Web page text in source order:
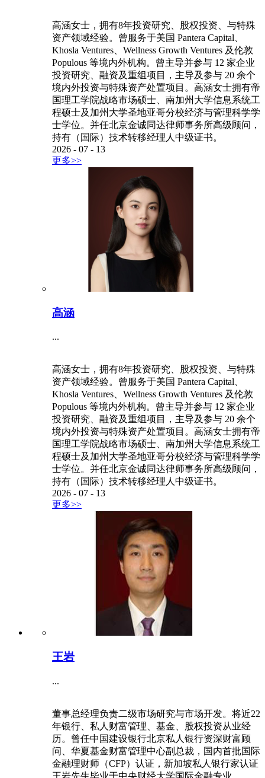
高涵女士，拥有8年投资研究、股权投资、与特殊
资产领域经验。曾服务于美国 Pantera Capital、
Khosla Ventures、Wellness Growth Ventures 及伦敦
Populous 等境内外机构。曾主导并参与 12 家企业
投资研究、融资及重组项目，主导及参与 20 余个
境内外投资与特殊资产处置项目。高涵女士拥有帝
国理工学院战略市场硕士、南加州大学信息系统工
程硕士及加州大学圣地亚哥分校经济与管理科学学
士学位。并任北京金诚同达律师事务所高级顾问，
持有（国际）技术转移经理人中级证书。
2026 - 07 - 13
更多>>
高涵
...
高涵女士，拥有8年投资研究、股权投资、与特殊
资产领域经验。曾服务于美国 Pantera Capital、
Khosla Ventures、Wellness Growth Ventures 及伦敦
Populous 等境内外机构。曾主导并参与 12 家企业
投资研究、融资及重组项目，主导及参与 20 余个
境内外投资与特殊资产处置项目。高涵女士拥有帝
国理工学院战略市场硕士、南加州大学信息系统工
程硕士及加州大学圣地亚哥分校经济与管理科学学
士学位。并任北京金诚同达律师事务所高级顾问，
持有（国际）技术转移经理人中级证书。
2026 - 07 - 13
更多>>
王岩
...
董事总经理负责二级市场研究与市场开发。将近22
年银行、私人财富管理、基金、股权投资从业经
历。曾任中国建设银行北京私人银行资深财富顾
问、华夏基金财富管理中心副总裁，国内首批国际
金融理财师（CFP）认证，新加坡私人银行家认证
王岩先生毕业于中央财经大学国际金融专业